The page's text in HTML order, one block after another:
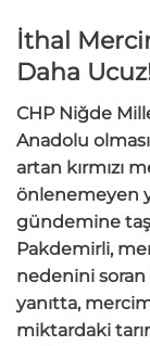
İthal
Daha
CHP Niğde
Anadolu
artan kırmızı
önlenemeyen
gündemine
Pakdemirli,
nedenini
yanıtta,
miktardaki